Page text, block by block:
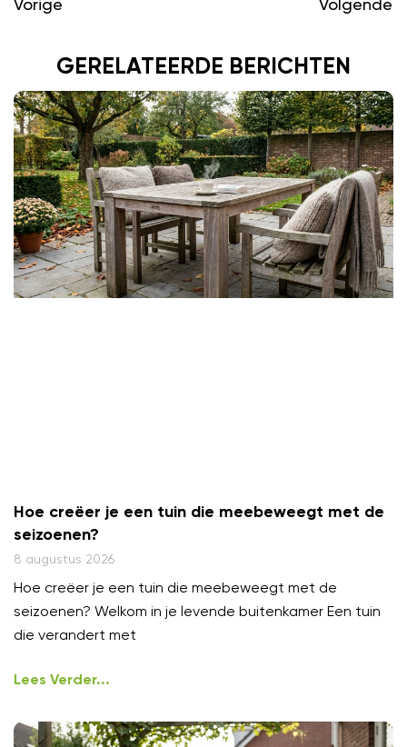
Vorige Volgende
GERELATEERDE BERICHTEN
Hoe creëer je een tuin die meebeweegt met de
seizoenen?
8 augustus 2026
Hoe creëer je een tuin die meebeweegt met de
seizoenen? Welkom in je levende buitenkamer Een tuin
die verandert met
Lees Verder...